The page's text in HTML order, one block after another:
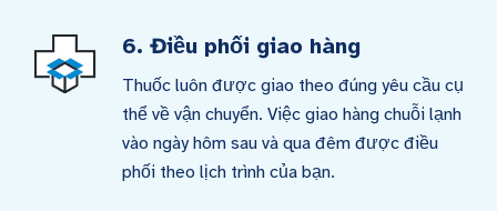
6. Điều phối giao hàng
Thuốc luôn được giao theo đúng yêu cầu cụ
thể về vận chuyển. Việc giao hàng chuỗi lạnh
vào ngày hôm sau và qua đêm được điều
phối theo lịch trình của bạn.